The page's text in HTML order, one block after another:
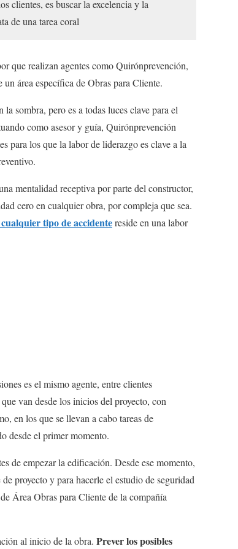
clientes, es buscar la excelencia y la
de una tarea coral
que realizan agentes como Quirónprevención,
área específica de Obras para Cliente.
sombra, pero es a todas luces clave para el
como asesor y guía, Quirónprevención
para los que la labor de liderazgo es clave a la
mentalidad receptiva por parte del constructor,
cero en cualquier obra, por compleja que sea.
tipo de accidentereside en una labor
es el mismo agente, entre clientes
van desde los inicios del proyecto, con
en los que se llevan a cabo tareas de
desde el primer momento.
de empezar la edificación. Desde ese momento,
proyecto y para hacerle el estudio de seguridad
Área Obras para Cliente de la compañía
al inicio de la obra. Prever los posibles